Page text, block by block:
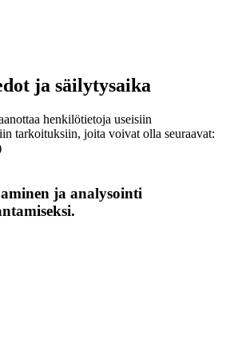
ja säilytysaika
henkilötietoja useisiin
tarkoituksiin, joita voivat olla seuraavat:
ja analysointi